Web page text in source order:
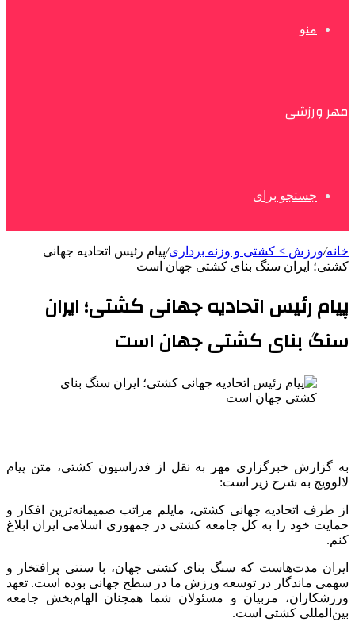
منو
مهر ورزشی
جستجو برای
خانه/ورزش > کشتی و وزنه برداری/پیام رئیس اتحادیه جهانی
کشتی؛ ایران سنگ بنای کشتی جهان است
پیام رئیس اتحادیه جهانی کشتی؛ ایران
سنگ بنای کشتی جهان است
به گزارش خبرگزاری مهر به نقل از فدراسیون کشتی، متن پیام
لالوویچ به شرح زیر است:
از طرف اتحادیه جهانی کشتی، مایلم مراتب صمیمانه‌ترین افکار و
حمایت خود را به کل جامعه کشتی در جمهوری اسلامی ایران ابلاغ
کنم.
ایران مدت‌هاست که سنگ بنای کشتی جهان، با سنتی پرافتخار و
سهمی ماندگار در توسعه ورزش ما در سطح جهانی بوده است. تعهد
ورزشکاران، مربیان و مسئولان شما همچنان الهام‌بخش جامعه
بین‌المللی کشتی است.